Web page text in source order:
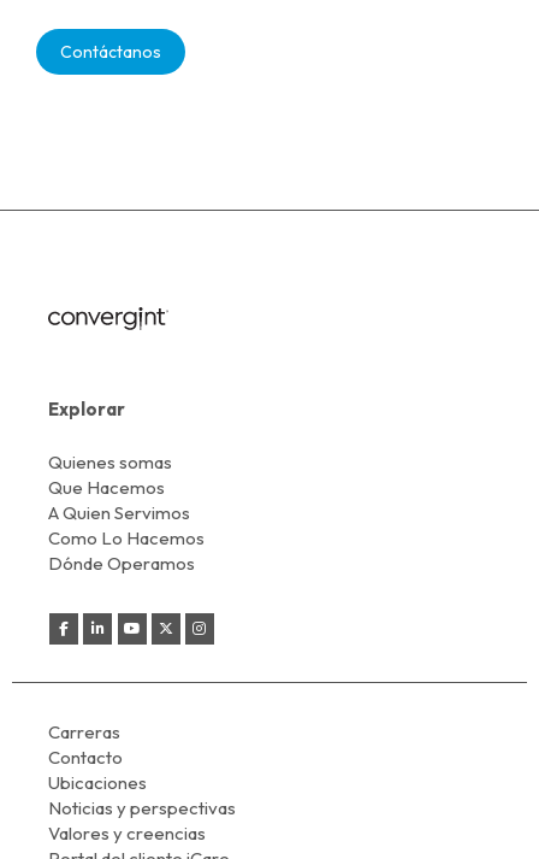
Contáctanos
Explorar
Quienes somas
Que Hacemos
A Quien Servimos
Como Lo Hacemos
Dónde Operamos
Carreras
Contacto
Ubicaciones
Noticias y perspectivas
Valores y creencias